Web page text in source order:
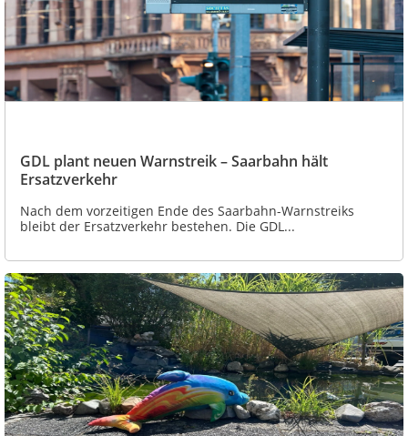
GDL plant neuen Warnstreik – Saarbahn hält
Ersatzverkehr
Nach dem vorzeitigen Ende des Saarbahn-Warnstreiks
bleibt der Ersatzverkehr bestehen. Die GDL...